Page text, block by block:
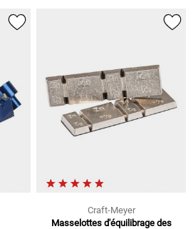
Craft-Meyer
Masselottes d'équilibrage des